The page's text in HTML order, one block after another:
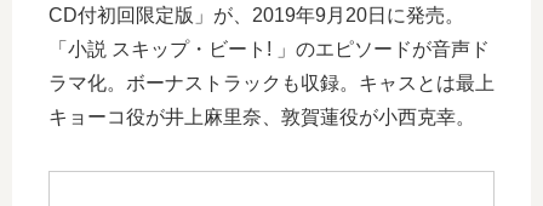
CD付初回限定版」が、2019年9月20日に発売。
「小説 スキップ・ビート! 」のエピソードが音声ド
ラマ化。ボーナストラックも収録。キャスとは最上
キョーコ役が井上麻里奈、敦賀蓮役が小西克幸。